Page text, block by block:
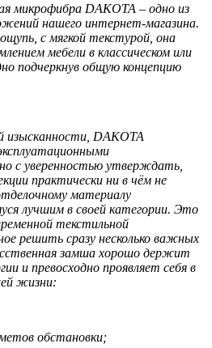
микрофибра DAKOTA – одно из
нашего интернет-магазина.
с мягкой текстурой, она
мебели в классическом или
подчеркнув общую концепцию
DAKOTA
с уверенностью утверждать,
практически ни в чём не
материалу
лучшим в своей категории. Это
текстильной
решить сразу несколько важных
замша хорошо держит
и превосходно проявляет себя в
жизни:
обстановки;